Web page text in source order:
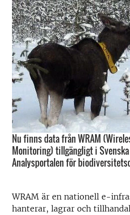
Nu finns data från WRAM
Monitoring) tillgängligt i
Analysportalen för
WRAM är en nationell e-
hanterar, lagrar och